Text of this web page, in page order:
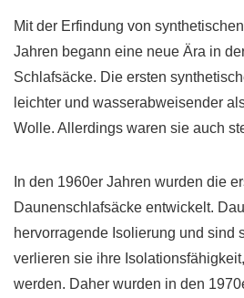
Mit der Erfindung von
Jahren begann eine neue Ära in
Schlafsäcke. Die ersten
leichter und wasserabweisender
Wolle. Allerdings waren sie auch
In den 1960er Jahren wurden die
Daunenschlafsäcke entwickelt.
hervorragende Isolierung und sind
verlieren sie ihre
werden. Daher wurden in den